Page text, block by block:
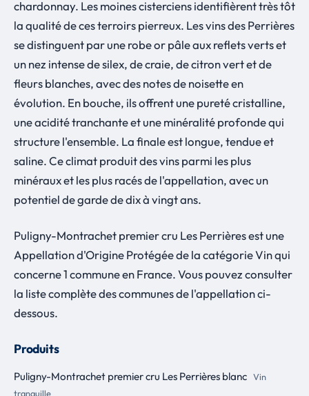
chardonnay. Les moines cisterciens identifièrent très tôt
la qualité de ces terroirs pierreux. Les vins des Perrières
se distinguent par une robe or pâle aux reflets verts et
un nez intense de silex, de craie, de citron vert et de
fleurs blanches, avec des notes de noisette en
évolution. En bouche, ils offrent une pureté cristalline,
une acidité tranchante et une minéralité profonde qui
structure l'ensemble. La finale est longue, tendue et
saline. Ce climat produit des vins parmi les plus
minéraux et les plus racés de l'appellation, avec un
potentiel de garde de dix à vingt ans.
Puligny-Montrachet premier cru Les Perrières est une
Appellation d'Origine Protégée de la catégorie Vin qui
concerne 1 commune en France. Vous pouvez consulter
la liste complète des communes de l'appellation ci-
dessous.
Produits
Puligny-Montrachet premier cru Les Perrières blanc Vin
tranquille